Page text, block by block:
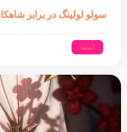
سولو لولینگ در برابر
انیمه